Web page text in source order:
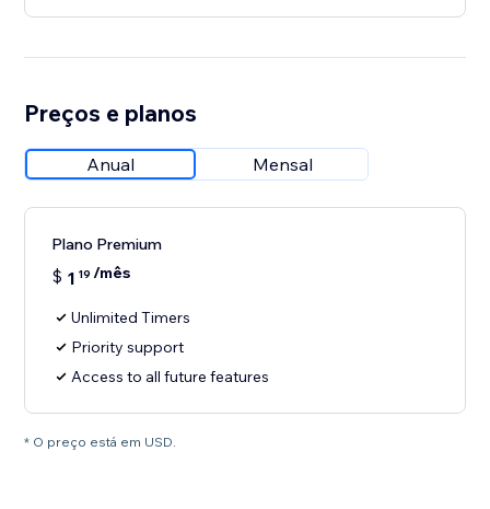
Preços e planos
Anual Mensal
Plano Premium
$ 1 19 /mês
Unlimited Timers
Priority support
Access to all future features
* O preço está em USD.